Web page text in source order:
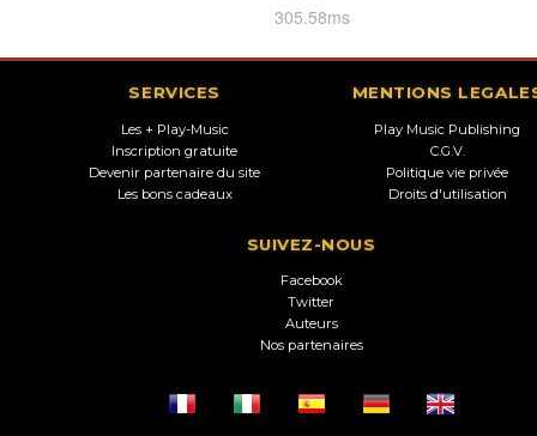
305.58ms
SERVICES
Les + Play-Music
Inscription gratuite
Devenir partenaire du site
Les bons cadeaux
MENTIONS
Play Music Publishing
C.G.V.
Politique vie privée
Droits d'utilisation
SUIVEZ-NOUS
Facebook
Twitter
Auteurs
Nos partenaires